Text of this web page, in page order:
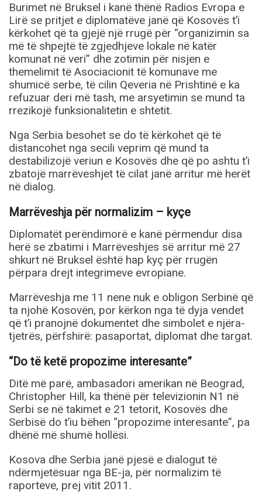
Burimet në Bruksel i kanë thënë Radios Evropa e
Lirë se pritjet e diplomatëve janë që Kosovës t’i
kërkohet që ta gjejë një rrugë për “organizimin sa
më të shpejtë të zgjedhjeve lokale në katër
komunat në veri” dhe zotimin për nisjen e
themelimit të Asociacionit të komunave me
shumicë serbe, të cilin Qeveria në Prishtinë e ka
refuzuar deri më tash, me arsyetimin se mund ta
rrezikojë funksionalitetin e shtetit.
Nga Serbia besohet se do të kërkohet që të
distancohet nga secili veprim që mund ta
destabilizojë veriun e Kosovës dhe që po ashtu t’i
zbatojë marrëveshjet të cilat janë arritur më herët
në dialog.
Marrëveshja për normalizim – kyçe
Diplomatët perëndimorë e kanë përmendur disa
herë se zbatimi i Marrëveshjes së arritur më 27
shkurt në Bruksel është hap kyç për rrugën
përpara drejt integrimeve evropiane.
Marrëveshja me 11 nene nuk e obligon Serbinë që
ta njohë Kosovën, por kërkon nga të dyja vendet
që t’i pranojnë dokumentet dhe simbolet e njëra-
tjetrës, përfshirë: pasaportat, diplomat dhe targat.
“Do të ketë propozime interesante”
Ditë më parë, ambasadori amerikan në Beograd,
Christopher Hill, ka thënë për televizionin N1 në
Serbi se në takimet e 21 tetorit, Kosovës dhe
Serbisë do t’iu bëhen “propozime interesante”, pa
dhënë më shumë hollësi.
Kosova dhe Serbia janë pjesë e dialogut të
ndërmjetësuar nga BE-ja, për normalizim të
raporteve, prej vitit 2011.